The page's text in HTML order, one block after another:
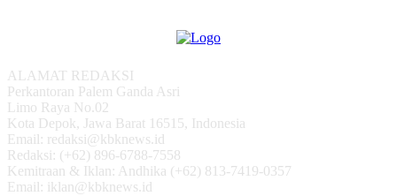
ALAMAT REDAKSI
Perkantoran Palem Ganda Asri
Limo Raya No.02
Kota Depok, Jawa Barat 16515, Indonesia
Email: redaksi@kbknews.id
Redaksi: (+62) 896-6788-7558
Kemitraan & Iklan: Andhika (+62) 813-7419-0357
Email: iklan@kbknews.id